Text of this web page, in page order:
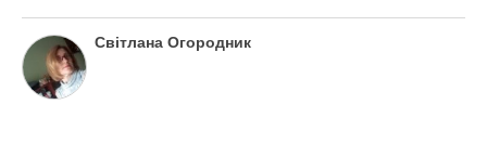
Світлана Огородник